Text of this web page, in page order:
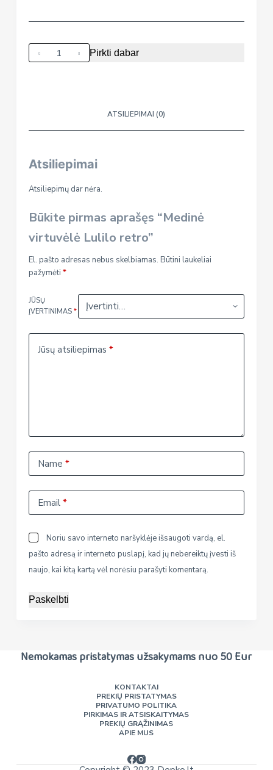
produkto
kiekis:
Pirkti dabar
ATSILIEPIMAI (0)
Atsiliepimai
Atsiliepimų dar nėra.
Būkite pirmas aprašęs “Medinė
virtuvėlė Lulilo retro”
El. pašto adresas nebus skelbiamas. Būtini laukeliai
pažymėti *
JŪSŲ
ĮVERTINIMAS *
Jūsų atsiliepimas *
Name *
Email*
Noriu savo interneto naršyklėje išsaugoti vardą, el.
pašto adresą ir interneto puslapį, kad jų nebereiktų įvesti iš
naujo, kai kitą kartą vėl norėsiu parašyti komentarą.
Paskelbti
Nemokamas pristatymas užsakymams nuo 50 Eur
KONTAKTAI
PREKIŲ PRISTATYMAS
PRIVATUMO POLITIKA
PIRKIMAS IR ATSISKAITYMAS
PREKIŲ GRĄŽINIMAS
APIE MUS